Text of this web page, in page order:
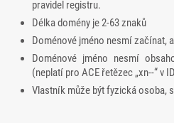
pravidel registru.
Délka domény je 2-63 znaků
Doménové jméno nesmí začínat,
Doménové jméno nesmí
(neplatí pro ACE řetězec „xn--“ v
Vlastník může být fyzická osoba,